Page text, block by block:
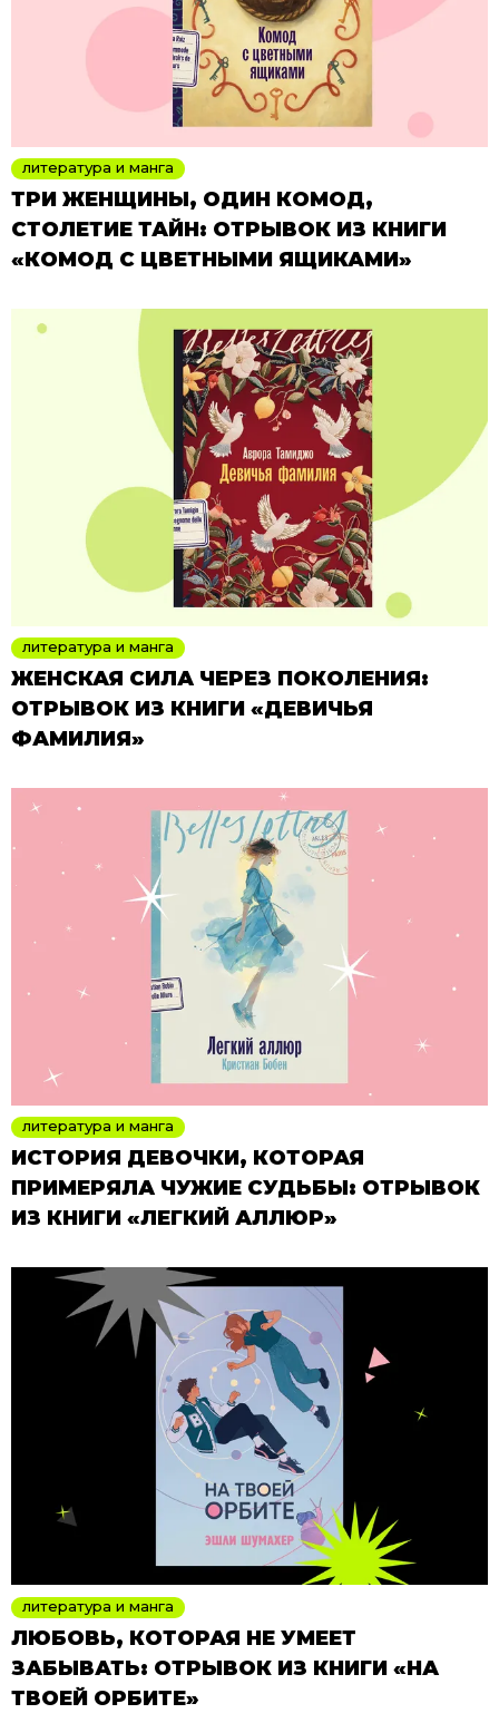
литература и манга
ТРИ ЖЕНЩИНЫ, ОДИН КОМОД,
СТОЛЕТИЕ ТАЙН: ОТРЫВОК ИЗ КНИГИ
«КОМОД С ЦВЕТНЫМИ ЯЩИКАМИ»
литература и манга
ЖЕНСКАЯ СИЛА ЧЕРЕЗ ПОКОЛЕНИЯ:
ОТРЫВОК ИЗ КНИГИ «ДЕВИЧЬЯ
ФАМИЛИЯ»
литература и манга
ИСТОРИЯ ДЕВОЧКИ, КОТОРАЯ
ПРИМЕРЯЛА ЧУЖИЕ СУДЬБЫ: ОТРЫВОК
ИЗ КНИГИ «ЛЕГКИЙ АЛЛЮР»
литература и манга
ЛЮБОВЬ, КОТОРАЯ НЕ УМЕЕТ
ЗАБЫВАТЬ: ОТРЫВОК ИЗ КНИГИ «НА
ТВОЕЙ ОРБИТЕ»